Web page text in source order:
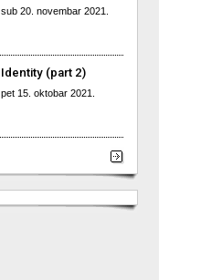
sub 20. novembar 2021.
Identity (part 2)
pet 15. oktobar 2021.